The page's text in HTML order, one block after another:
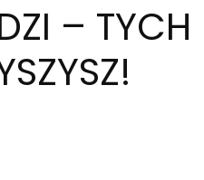
– TYCH